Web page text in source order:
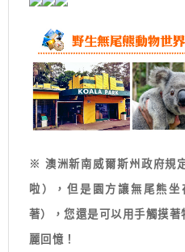
※ 澳洲新南威爾斯州政府規
啦），但是園方讓無尾熊
著），您還是可以用手觸摸
麗回憶！